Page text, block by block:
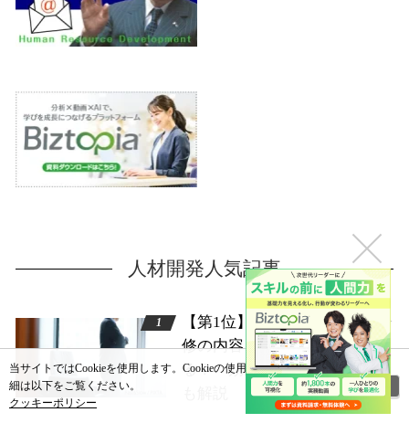
人材開発人気記事
【第1位】コンプライアンス研
修の内容、ネタはどうす
る？ 効果的な実施方法など
当サイトではCookieを使用します。Cookieの使用に関する詳
細は以下をご覧ください。
クッキーポリシー
閉じる